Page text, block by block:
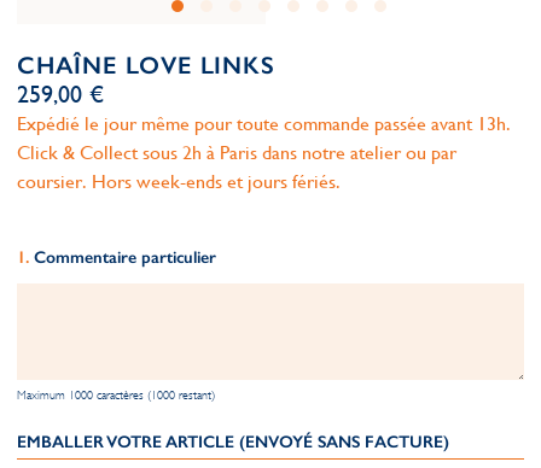
CHAÎNE LOVE LINKS
259,00 €
Expédié le jour même pour toute commande passée avant 13h.
Click & Collect sous 2h à Paris dans notre atelier ou par
coursier. Hors week-ends et jours fériés.
Commentaire particulier
Maximum 1000 caractères (1000 restant)
EMBALLER VOTRE ARTICLE (ENVOYÉ SANS FACTURE)